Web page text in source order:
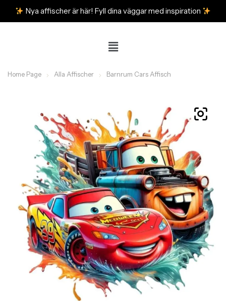
Nya affischer är här! Fyll dina väggar med inspiration
Home Page Alla Affischer Barnrum Cars Affisch